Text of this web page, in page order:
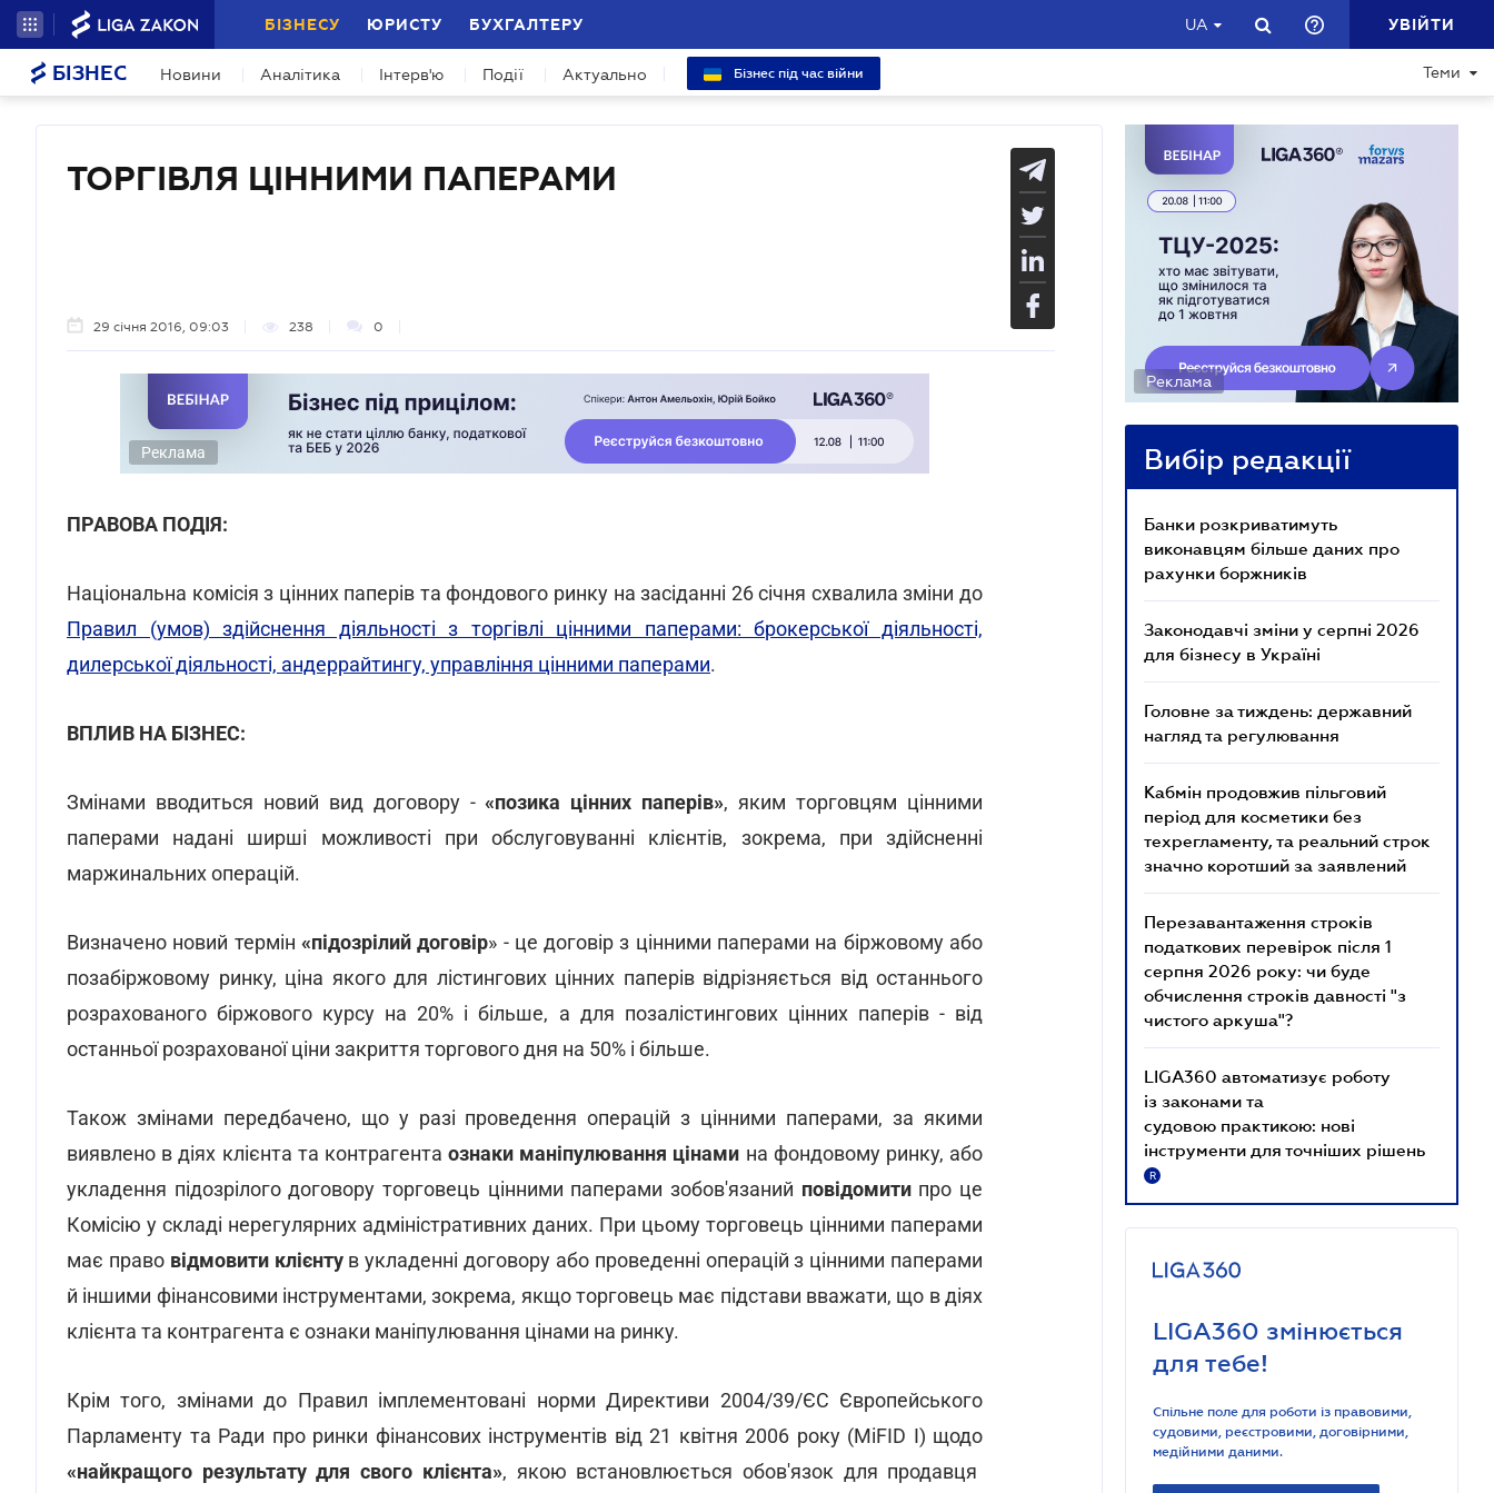
БІЗНЕСУ ЮРИСТУ БУХГАЛТЕРУ UA УВІЙТИ
БІЗНЕС Новини Аналітика Інтерв'ю Події Актуально Бізнес під час війни Теми
ТОРГІВЛЯ ЦІННИМИ ПАПЕРАМИ
29 січня 2016, 09:03 238 0
Реклама
ПРАВОВА ПОДІЯ:
Національна комісія з цінних паперів та фондового ринку на засіданні 26 січня схвалила зміни до
Правил (умов) здійснення діяльності з торгівлі цінними паперами: брокерської діяльності,
дилерської діяльності, андеррайтингу, управління цінними паперами.
ВПЛИВ НА БІЗНЕС:
Змінами вводиться новий вид договору -«позика цінних паперів», яким торговцям цінними
паперами надані ширші можливості при обслуговуванні клієнтів, зокрема, при здійсненні
маржинальних операцій.
Визначено новий термін «підозрілий договір» - це договір з цінними паперами на біржовому або
позабіржовому ринку, ціна якого для лістингових цінних паперів відрізняється від останнього
розрахованого біржового курсу на 20% і більше, а для позалістингових цінних паперів - від
останньої розрахованої ціни закриття торгового дня на 50% і більше.
Також змінами передбачено, що у разі проведення операцій з цінними паперами, за якими
виявлено в діях клієнта та контрагента ознаки маніпулювання цінами на фондовому ринку, або
укладення підозрілого договору торговець цінними паперами зобов'язаний повідомитипро це
Комісію у складі нерегулярних адміністративних даних. При цьому торговець цінними паперами
має право відмовити клієнтув укладенні договору або проведенні операцій з цінними паперами
й іншими фінансовими інструментами, зокрема, якщо торговець має підстави вважати, що в діях
клієнта та контрагента є ознаки маніпулювання цінами на ринку.
Крім того, змінами до Правил імплементовані норми Директиви 2004/39/ЄС Європейського
Парламенту та Ради про ринки фінансових інструментів від 21 квітня 2006 року (MiFID I) щодо
«найкращого результату для свого клієнта», якою встановлюється обов'язок для продавця
Реклама
Вибір редакції
Банки розкриватимуть
виконавцям більше даних про
рахунки боржників
Законодавчі зміни у серпні 2026
для бізнесу в Україні
Головне за тиждень: державний
нагляд та регулювання
Кабмін продовжив пільговий
період для косметики без
техрегламенту, та реальний строк
значно коротший за заявлений
Перезавантаження строків
податкових перевірок після 1
серпня 2026 року: чи буде
обчислення строків давності "з
чистого аркуша"?
LIGA360 автоматизує роботу
із законами та
судовою практикою: нові
інструменти для точніших рішень
R
LIGA360 змінюється
для тебе!
Спільне поле для роботи із правовими,
судовими, реєстровими, договірними,
медійними даними.